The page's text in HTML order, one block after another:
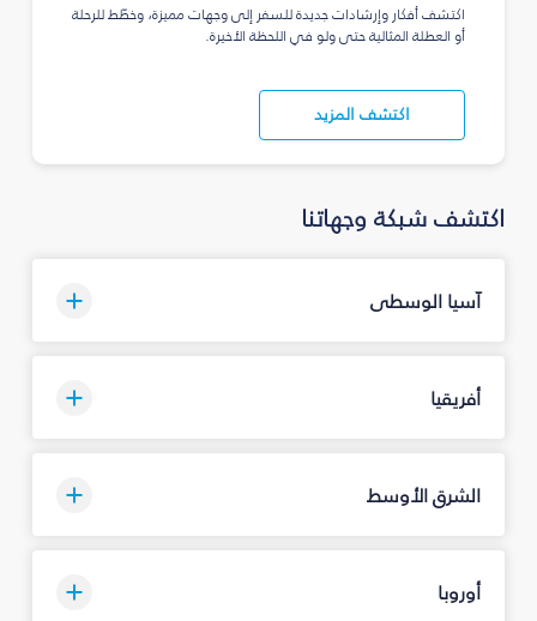
اكتشف أفكار وإرشادات جديدة للسفر إلى وجهات مميزة، وخطّط للرحلة
أو العطلة المثالية حتى ولو في اللحظة الأخيرة.
اكتشف المزيد
اكتشف شبكة وجهاتنا
آسيا الوسطى
أفريقيا
الشرق الأوسط
أوروبا